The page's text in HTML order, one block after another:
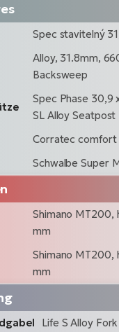
Spec stavitelný
Alloy, 31.8mm,
Backsweep
Spec Phase 30,9
SL Alloy
Corratec comfort
Schwalbe Super
Shimano MT200,
mm
Shimano MT200,
mm
Life S Alloy